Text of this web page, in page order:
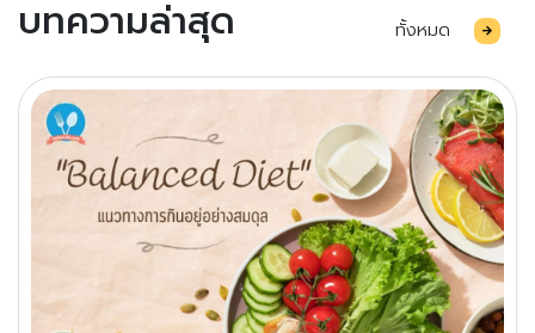
บทความล่าสุด ทั้งหมด